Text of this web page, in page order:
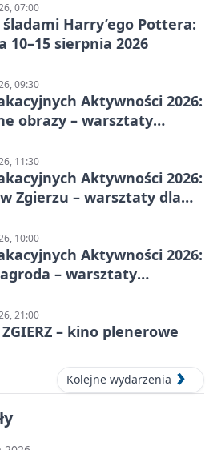
07:00
Harry’ego Pottera:
10–15 sierpnia 2026
09:30
Aktywności 2026:
obrazy – warsztaty
11:30
Aktywności 2026:
Zgierzu – warsztaty dla
10:00
Aktywności 2026:
– warsztaty
21:00
– kino plenerowe
Kolejne wydarzenia